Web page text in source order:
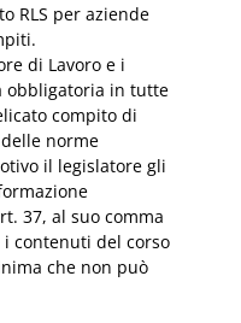
RLS per aziende
di Lavoro e i
obbligatoria in tutte
compito di
norme
il legislatore gli
37, al suo comma
i contenuti del corso
che non può